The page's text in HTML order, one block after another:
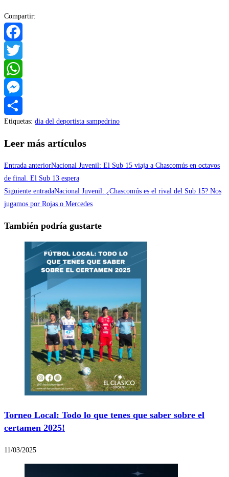
Compartir:
Facebook
Twitter
WhatsApp
Messenger
Compartir
Etiquetas: dia del deportista sampedrino
Leer más artículos
Entrada anteriorNacional Juvenil: El Sub 15 viaja a Chascomús en octavos
de final. El Sub 13 espera
Siguiente entradaNacional Juvenil: ¿Chascomús es el rival del Sub 15? Nos
jugamos por Rojas o Mercedes
También podría gustarte
Torneo Local: Todo lo que tenes que saber sobre el
certamen 2025!
11/03/2025